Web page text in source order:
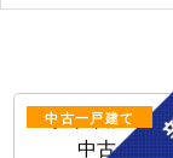
中古一戸建て